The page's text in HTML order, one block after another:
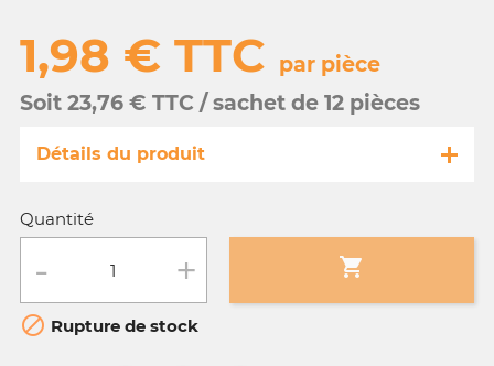
1,98 € TTC par pièce
Soit 23,76 € TTC / sachet de 12 pièces
Détails du produit
Référence
Conditionnement :
sachet de 12 pièces
Quantité

 Rupture de stock